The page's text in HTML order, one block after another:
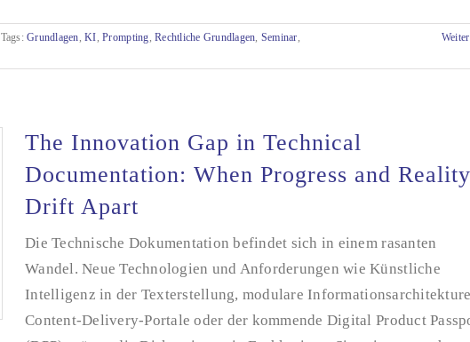
Tags:Grundlagen,KI,Prompting,Rechtliche Grundlagen, Seminar,
The Innovation Gap in Technical
Documentation: When Progress and Reality
Drift Apart
Die Technische Dokumentation befindet sich in einem rasanten
Wandel. Neue Technologien und Anforderungen wie Künstliche
Intelligenz in der Texterstellung, modulare
Content-Delivery-Portale oder der kommende Digital Product